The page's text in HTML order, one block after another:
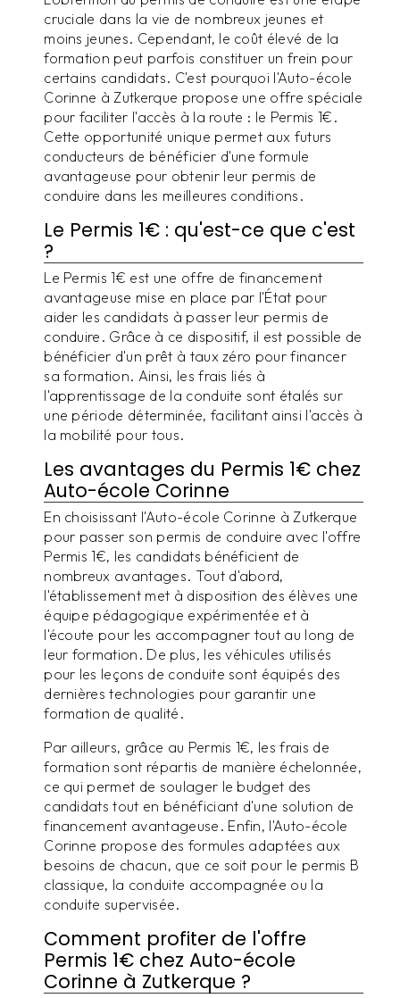
cruciale dans la vie de nombreux jeunes et
moins jeunes. Cependant, le coût élevé de la
formation peut parfois constituer un frein pour
certains candidats. C'est pourquoi l'Auto-école
Corinne à Zutkerque propose une offre spéciale
pour faciliter l'accès à la route : le Permis 1€.
Cette opportunité unique permet aux futurs
conducteurs de bénéficier d'une formule
avantageuse pour obtenir leur permis de
conduire dans les meilleures conditions.
Le Permis 1€ : qu'est-ce que c'est
?
Le Permis 1€ est une offre de financement
avantageuse mise en place par l'État pour
aider les candidats à passer leur permis de
conduire. Grâce à ce dispositif, il est possible de
bénéficier d'un prêt à taux zéro pour financer
sa formation. Ainsi, les frais liés à
l'apprentissage de la conduite sont étalés sur
une période déterminée, facilitant ainsi l'accès à
la mobilité pour tous.
Les avantages du Permis 1€ chez
Auto-école Corinne
En choisissant l'Auto-école Corinne à Zutkerque
pour passer son permis de conduire avec l'offre
Permis 1€, les candidats bénéficient de
nombreux avantages. Tout d'abord,
l'établissement met à disposition des élèves une
équipe pédagogique expérimentée et à
l'écoute pour les accompagner tout au long de
leur formation. De plus, les véhicules utilisés
pour les leçons de conduite sont équipés des
dernières technologies pour garantir une
formation de qualité.
Par ailleurs, grâce au Permis 1€, les frais de
formation sont répartis de manière échelonnée,
ce qui permet de soulager le budget des
candidats tout en bénéficiant d'une solution de
financement avantageuse. Enfin, l'Auto-école
Corinne propose des formules adaptées aux
besoins de chacun, que ce soit pour le permis B
classique, la conduite accompagnée ou la
conduite supervisée.
Comment profiter de l'offre
Permis 1€ chez Auto-école
Corinne à Zutkerque ?